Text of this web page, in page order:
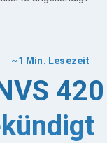
~1 Min. Lesezeit
420